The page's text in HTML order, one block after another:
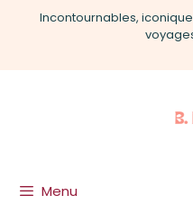
Incontournables,
Menu